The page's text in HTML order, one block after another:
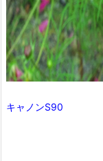
キャノンS90